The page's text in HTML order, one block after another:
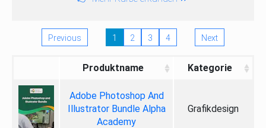
Previous 1 2 3 4 Next
Produktname Kategorie
Adobe Photoshop And
Illustrator Bundle Alpha
Academy
Grafikdesign